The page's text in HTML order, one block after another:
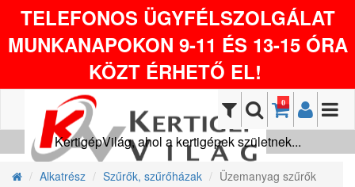
TELEFONOS ÜGYFÉLSZOLGÁLAT
MUNKANAPOKON 9-11 ÉS 13-15 ÓRA
KÖZT ÉRHETŐ EL!
0
KertigépVilág, ahol a kertigépek születnek...
Alkatrész Szűrők, szűrőházak Üzemanyag szűrők